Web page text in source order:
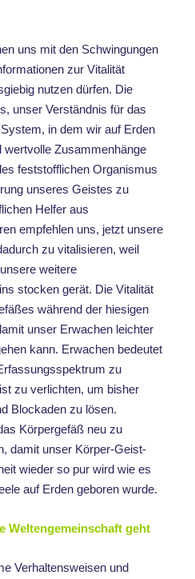
uns mit den Schwingungen
zur Vitalität
nutzen dürfen. Die
unser Verständnis für das
in dem wir auf Erden
wertvolle Zusammenhänge
feststofflichen Organismus
unseres Geistes zu
Helfer aus
empfehlen uns, jetzt unsere
zu vitalisieren, weil
weitere
stocken gerät. Die Vitalität
während der hiesigen
unser Erwachen leichter
kann. Erwachen bedeutet
zu
zu verlichten, um bisher
Blockaden zu lösen.
Körpergefäß neu zu
damit unser Körper-Geist-
wieder so pur wird wie es
auf Erden geboren wurde.
Weltengemeinschaft geht
Verhaltensweisen und